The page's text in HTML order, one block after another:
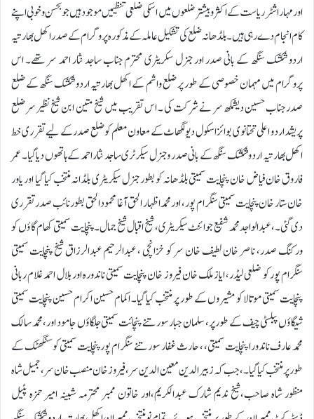
اور مہاراشٹر ریاست کے اکثر و بیشتر ضلعوں میں اسکی ضلعی تنظیمیں موجود ہیں جو بحسن وخوبی اپنے
کام انجام دے رہی ہیں۔ بلڈھانہ ضلع کی تشکیل عاملہ کے مذکورہ پروگرام کے صدراکھل بھارتیہ
اردو شکشک سنگھ کے بانی صدر اور جنرل سکریٹری محترم جناب ساجد نثار احمد سر تھے۔ اس
پروگرام میں مہمان خصوصی کے طور پر ضلع واشم کے اکھل بھارتیہ اردو شکشک سنگھ کے ضلع
صدر جناب حسین دیشمکھ سر نے شرکت کی ۔ اس تقریب میں شیخ متین ابن شیخ نظیر سر ضلع
پریشد اردو اعلی تحتانوی بوائز اسکول دیولگھاٹ کے معاون معلم کو ضلع صدر کے لیے تقرری خط
اکھل بھارتیہ اردو شکشک سنگھ کے بانی صدر و جنرل سیکرٹری ساجد نثار احمد کے ہاتھوں دیا گیا۔ عمر
فاروق خان فیاض خان پنچایت سمیتی بلڈھانہ کو بطور جنرل سیکریٹری بلڈانہ منتخب کیا گیا اور یاور
خان ستار خان پنچایت سمیتی سنگرام پور ، اور محمد اظہار الحق آغا محمود الحق بطور نائب صدر تقرری
دی گئی۔ ، عبدالواجد محمد شفیع جوائنٹ سیکریٹری، شیخ اقبال شیخ جمال۔ پنچایت سمیتی کھام گاؤں کو
ورکنگ صدر، ناصر خان لطیف خان سر کو خزانچی ، عبدالرحیم عبدالرزاق شیخ پنچایت سمیتی
سنگرام پور کو ضلعی لیڈر، ایاز ملک خان فیروز خان پنچایت سمیتی ناندورہ اور بلال احمد غلام ربانی
پنچایت سمیتی موتالا کو مشیروں کے طور پر منتخب کیا گیا۔ اکمام حسین اکرام حسین پنچایت سمیتی
شیگاؤں پبلسٹی چیف کے طور پر، سلمان جبار سورتنے پنچائت سمیتی جلگاؤں جامود اور، محمد سالک
محمد عارف ناندورا پنچایت سمیتی ، ، حارث غفار سورتنے سنگرام پور پنچایت سمیتی کو سنگھٹک کے
طور پر منتخب کیا گیا۔، جب کہ زبیر الدین معین الدین سر ، فیروز خان منصب خان سر،جمیل شاہ
منظور شاہ صاحب،شیخ ندیم شارک عبدالکریم،اور خاتون ممبر محترمہ شبینہ امیر حمزہ پٹیل